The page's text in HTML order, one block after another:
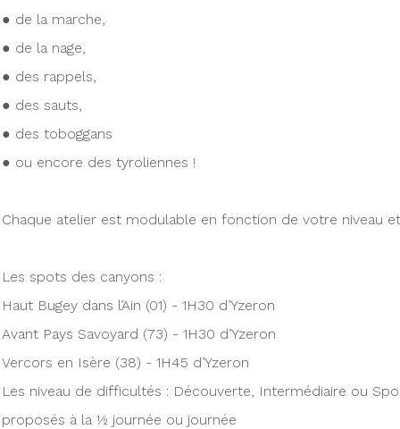
● de la marche,
● de la nage,
● des rappels,
● des sauts,
● des toboggans
● ou encore des tyroliennes !
Chaque atelier est modulable en fonction de votre niveau
Les spots des canyons :
Haut Bugey dans l’Ain (01) - 1H30 d’Yzeron
Avant Pays Savoyard (73) - 1H30 d’Yzeron
Vercors en Isère (38) - 1H45 d’Yzeron
Les niveau de difficultés : Découverte, Intermédiaire ou
proposés à la ½ journée ou journée